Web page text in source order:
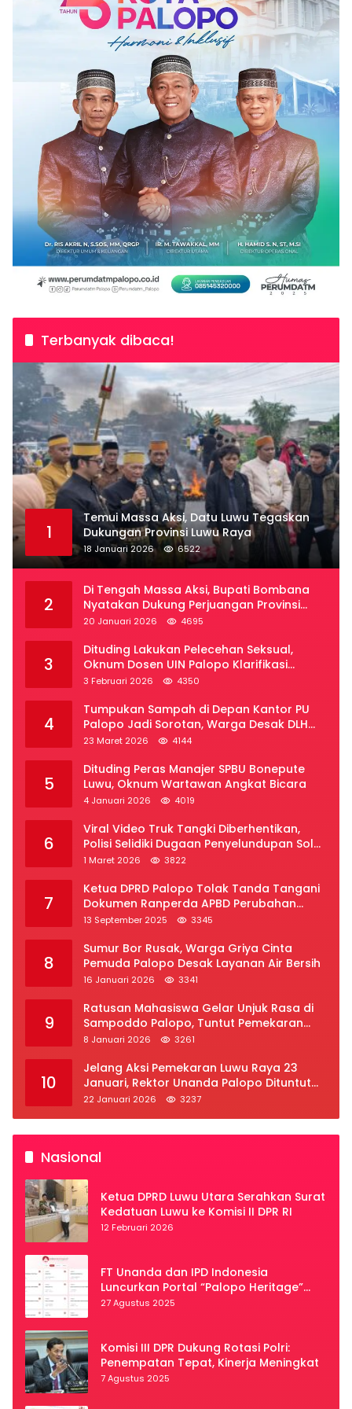
Terbanyak dibaca!
1
Temui Massa Aksi, Datu Luwu Tegaskan
Dukungan Provinsi Luwu Raya
18 Januari 2026 6522
2
Di Tengah Massa Aksi, Bupati Bombana
Nyatakan Dukung Perjuangan Provinsi
Luwu Raya
20 Januari 2026 4695
3
Dituding Lakukan Pelecehan Seksual,
Oknum Dosen UIN Palopo Klarifikasi
Kronologi
3 Februari 2026 4350
4
Tumpukan Sampah di Depan Kantor PU
Palopo Jadi Sorotan, Warga Desak DLH
Segera Bertindak
23 Maret 2026 4144
5
Dituding Peras Manajer SPBU Bonepute
Luwu, Oknum Wartawan Angkat Bicara
4 Januari 2026 4019
6
Viral Video Truk Tangki Diberhentikan,
Polisi Selidiki Dugaan Penyelundupan Solar
Subsidi di Palopo
1 Maret 2026 3822
7
Ketua DPRD Palopo Tolak Tanda Tangani
Dokumen Ranperda APBD Perubahan
2025
13 September 2025 3345
8
Sumur Bor Rusak, Warga Griya Cinta
Pemuda Palopo Desak Layanan Air Bersih
16 Januari 2026 3341
9
Ratusan Mahasiswa Gelar Unjuk Rasa di
Sampoddo Palopo, Tuntut Pemekaran
Provinsi Luwu Raya
8 Januari 2026 3261
10
Jelang Aksi Pemekaran Luwu Raya 23
Januari, Rektor Unanda Palopo Dituntut
Liburkan Mahasiswa
22 Januari 2026 3237
Nasional
Ketua DPRD Luwu Utara Serahkan Surat
Kedatuan Luwu ke Komisi II DPR RI
12 Februari 2026
FT Unanda dan IPD Indonesia
Luncurkan Portal “Palopo Heritage”
Secara Virtual
27 Agustus 2025
Komisi III DPR Dukung Rotasi Polri:
Penempatan Tepat, Kinerja Meningkat
7 Agustus 2025